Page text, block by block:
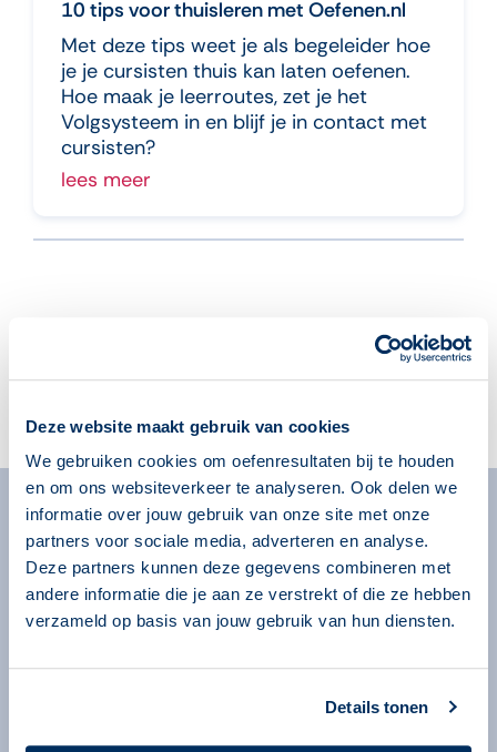
Deze website maakt gebruik van cookies
We gebruiken cookies om oefenresultaten bij te houden
en om ons websiteverkeer te analyseren. Ook delen we
informatie over jouw gebruik van onze site met onze
partners voor sociale media, adverteren en analyse.
Deze partners kunnen deze gegevens combineren met
andere informatie die je aan ze verstrekt of die ze hebben
verzameld op basis van jouw gebruik van hun diensten.
Details tonen
10 tips voor thuisleren met Oefenen.nl
Met deze tips weet je als begeleider hoe
je je cursisten thuis kan laten oefenen.
Hoe maak je leerroutes, zet je het
Volgsysteem in en blijf je in contact met
cursisten?
lees meer
Aanmelden voor de nieuwsbrief
Algemeen
Over ons
Over onze programma’s
Begeleiders